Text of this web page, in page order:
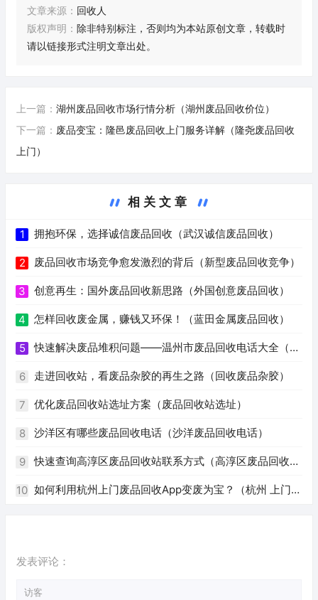
文章来源： 回收人
版权声明： 除非特别标注，否则均为本站原创文章，转载时
请以链接形式注明文章出处。
上一篇： 湖州废品回收市场行情分析（湖州废品回收价位）
下一篇： 废品变宝：隆邑废品回收上门服务详解（隆尧废品回收
上门）
相关文章
1 拥抱环保，选择诚信废品回收（武汉诚信废品回收）
2 废品回收市场竞争愈发激烈的背后（新型废品回收竞争）
3 创意再生：国外废品回收新思路（外国创意废品回收）
4 怎样回收废金属，赚钱又环保！（蓝田金属废品回收）
5 快速解决废品堆积问题——温州市废品回收电话大全（温
州废品回收电话号码）
6 走进回收站，看废品杂胶的再生之路（回收废品杂胶）
7 优化废品回收站选址方案（废品回收站选址）
8 沙洋区有哪些废品回收电话（沙洋废品回收电话）
9 快速查询高淳区废品回收站联系方式（高淳区废品回收站
电话）
10 如何利用杭州上门废品回收App变废为宝？（杭州 上门回
发表评论：